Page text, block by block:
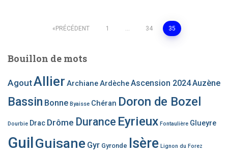
Pagination
des
publications
PRÉCÉDENT 1 … 34 35
Bouillon de mots
AgoutAllier ArchianeArdècheAscension 2024Auzène
Bassin Bonne Byaisse Chéran Doron de Bozel
Dourbie Drac Drôme Durance Eyrieux Fontaulière Glueyre
Guil Guisane Gyr Gyronde Isère Lignon du Forez